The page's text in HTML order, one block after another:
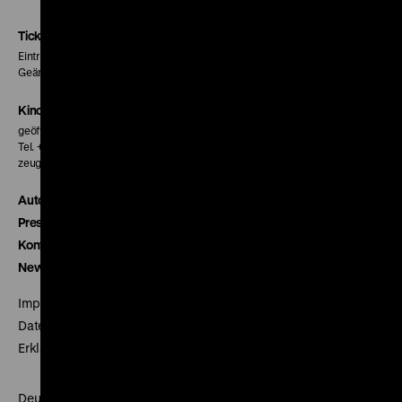
Tickets
Eintritt 5 €
Geänderte Preise sind im Programm vermerkt.
Kinokasse
geöffnet 30 Minuten vor Beginn der ersten Vorstellung
Tel. + 49 30 20304-770
zeughauskino@dhm.de
Autor*innen
Presse
Kontakt
Newsletter
Impressum
Datenschutz
Erklärung digitale Barrierefreiheit
Deutsches Historisches Museum